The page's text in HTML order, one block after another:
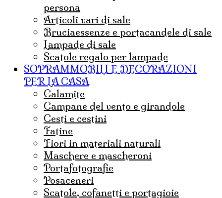
persona
articoli vari di sale
bruciaessenze e portacandele di sale
lampade di sale
Scatole regalo per lampade
SOPRAMMOBILI E DECORAZIONI
PER LA CASA
calamite
campane del vento e girandole
cesti e cestini
fatine
fiori in materiali naturali
maschere e mascheroni
portafotografie
posaceneri
scatole, cofanetti e portagioie